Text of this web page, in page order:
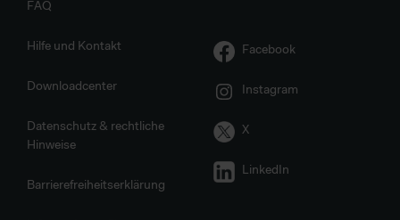
FAQ
Hilfe und Kontakt
Downloadcenter
Datenschutz & rechtliche
Hinweise
Barrierefreiheitserklärung
Facebook
Instagram
X
LinkedIn